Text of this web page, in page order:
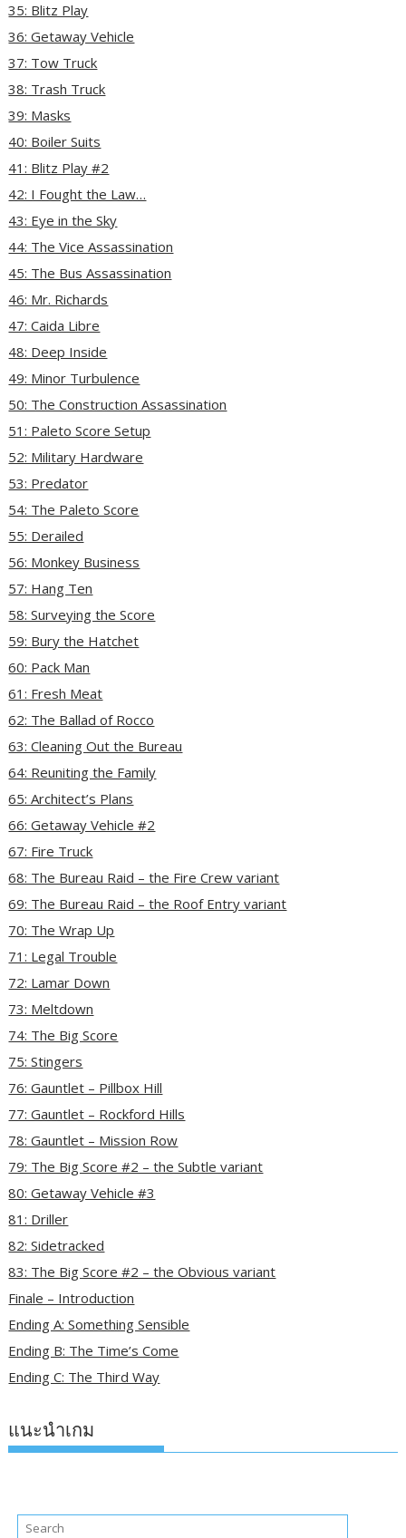
35: Blitz Play
36: Getaway Vehicle
37: Tow Truck
38: Trash Truck
39: Masks
40: Boiler Suits
41: Blitz Play #2
42: I Fought the Law…
43: Eye in the Sky
44: The Vice Assassination
45: The Bus Assassination
46: Mr. Richards
47: Caida Libre
48: Deep Inside
49: Minor Turbulence
50: The Construction Assassination
51: Paleto Score Setup
52: Military Hardware
53: Predator
54: The Paleto Score
55: Derailed
56: Monkey Business
57: Hang Ten
58: Surveying the Score
59: Bury the Hatchet
60: Pack Man
61: Fresh Meat
62: The Ballad of Rocco
63: Cleaning Out the Bureau
64: Reuniting the Family
65: Architect’s Plans
66: Getaway Vehicle #2
67: Fire Truck
68: The Bureau Raid – the Fire Crew variant
69: The Bureau Raid – the Roof Entry variant
70: The Wrap Up
71: Legal Trouble
72: Lamar Down
73: Meltdown
74: The Big Score
75: Stingers
76: Gauntlet – Pillbox Hill
77: Gauntlet – Rockford Hills
78: Gauntlet – Mission Row
79: The Big Score #2 – the Subtle variant
80: Getaway Vehicle #3
81: Driller
82: Sidetracked
83: The Big Score #2 – the Obvious variant
Finale – Introduction
Ending A: Something Sensible
Ending B: The Time’s Come
Ending C: The Third Way
แนะนำเกม